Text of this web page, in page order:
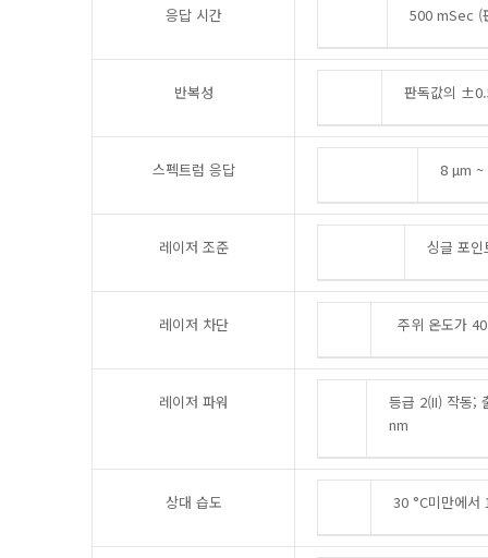
응답 시간 500 mSec (
반복성 판독값의
스펙트럼 응답 8 µm
레이저 조준 싱글 포
레이저 차단 주위 온도가
레이저 파워
등급 2(II) 작동;
nm
상대 습도 30 °C미만에